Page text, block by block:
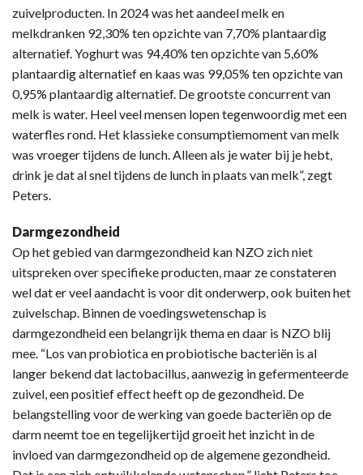
zuivelproducten. In 2024 was het aandeel melk en
melkdranken 92,30% ten opzichte van 7,70% plantaardig
alternatief. Yoghurt was 94,40% ten opzichte van 5,60%
plantaardig alternatief en kaas was 99,05% ten opzichte van
0,95% plantaardig alternatief. De grootste concurrent van
melk is water. Heel veel mensen lopen tegenwoordig met een
waterfles rond. Het klassieke consumptiemoment van melk
was vroeger tijdens de lunch. Alleen als je water bij je hebt,
drink je dat al snel tijdens de lunch in plaats van melk”, zegt
Peters.
Darmgezondheid
Op het gebied van darmgezondheid kan NZO zich niet
uitspreken over specifieke producten, maar ze constateren
wel dat er veel aandacht is voor dit onderwerp, ook buiten het
zuivelschap. Binnen de voedingswetenschap is
darmgezondheid een belangrijk thema en daar is NZO blij
mee. “Los van probiotica en probiotische bacteriën is al
langer bekend dat lactobacillus, aanwezig in gefermenteerde
zuivel, een positief effect heeft op de gezondheid. De
belangstelling voor de werking van goede bacteriën op de
darm neemt toe en tegelijkertijd groeit het inzicht in de
invloed van darmgezondheid op de algemene gezondheid.